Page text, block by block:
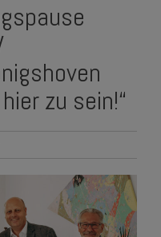
zu sein!“